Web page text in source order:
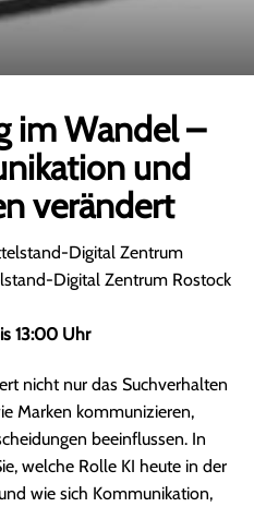
im Wandel –
und
verändert
Digital Zentrum
Digital Zentrum Rostock
13:00 Uhr
nicht nur das Suchverhalten
Marken kommunizieren,
beeinflussen. In
welche Rolle KI heute in der
wie sich Kommunikation,